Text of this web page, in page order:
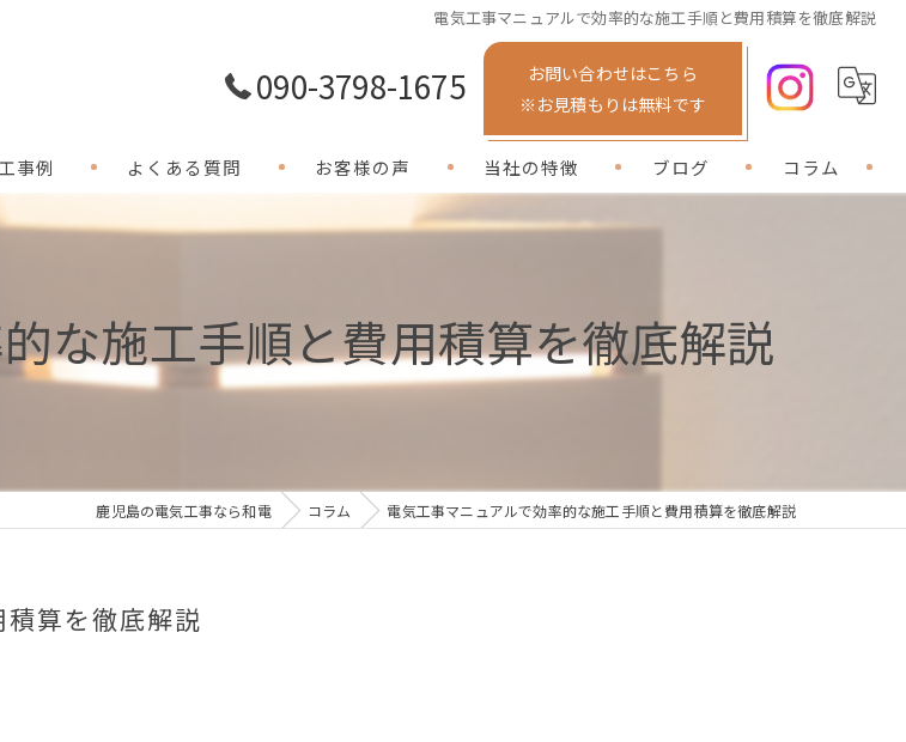
電気工事マニュアルで効率的な施工手順と費用積算を徹底解説
090-3798-1675
お問い合わせはこちら
※お見積もりは無料です
事例 よくある質問 お客様の声 当社の特徴
照明
ブログ コラム
な施工手順と費用積算を徹底解説
鹿児島の電気工事なら和電 コラム 電気工事マニュアルで効率的な施工手順と費用積算を徹底解説
算を徹底解説